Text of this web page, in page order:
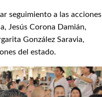
seguimiento a las acciones
Jesús Corona Damián,
González Saravia,
del estado.